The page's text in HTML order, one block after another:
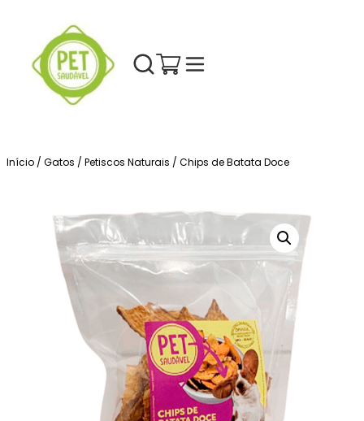
Início / Gatos / Petiscos Naturais / Chips de Batata Doce